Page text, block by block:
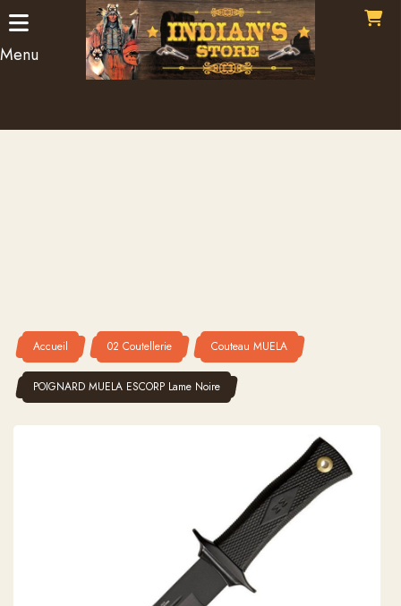
Menu
Accueil 02 Coutellerie Couteau MUELA
POIGNARD MUELA ESCORP Lame Noire
Panneau de gestion des cookies